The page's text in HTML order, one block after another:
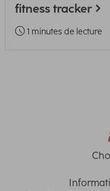
fitness tracker
1 minutes de lecture